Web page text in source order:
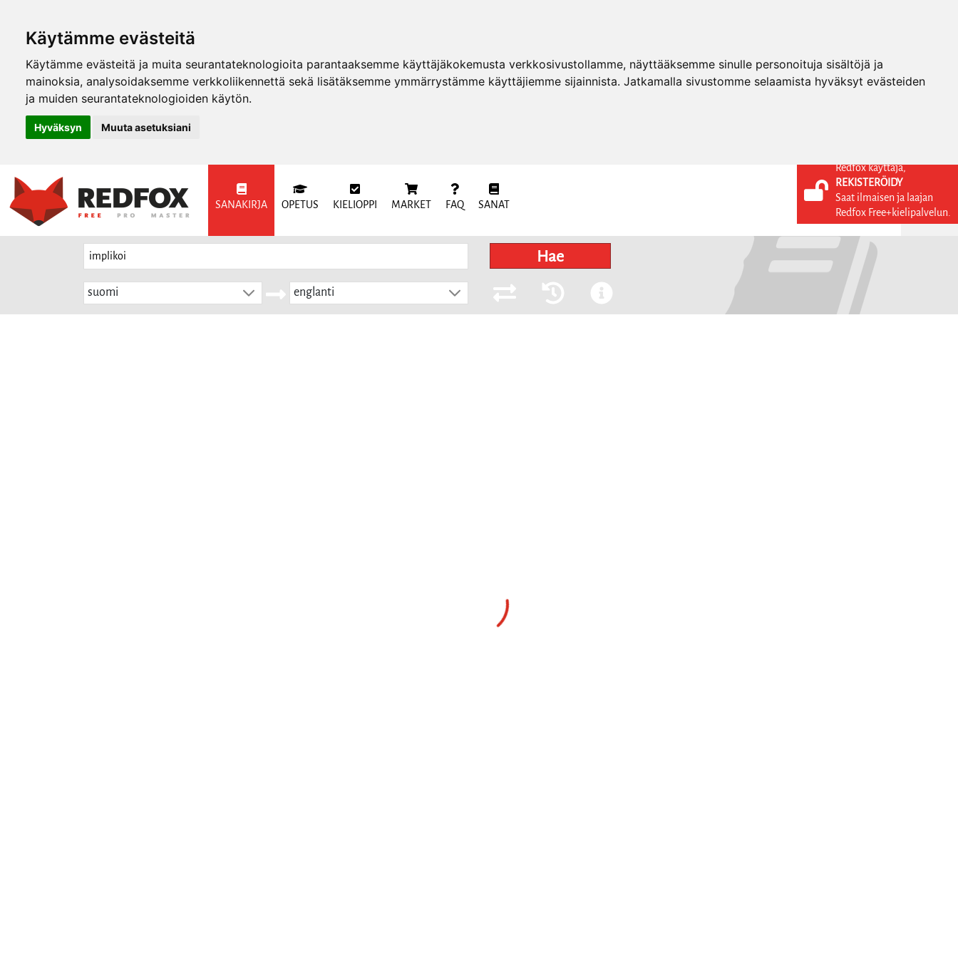
Käytämme evästeitä
Käytämme evästeitä ja muita seurantateknologioita parantaaksemme käyttäjäkokemusta verkkosivustollamme, näyttääksemme sinulle personoituja sisältöjä ja
mainoksia, analysoidaksemme verkkoliikennettä sekä lisätäksemme ymmärrystämme käyttäjiemme sijainnista. Jatkamalla sivustomme selaamista hyväksyt evästeiden
ja muiden seurantateknologioiden käytön.
Hyväksyn Muuta asetuksiani
SANAKIRJA OPETUS KIELIOPPI MARKET FAQ SANAT
KIRJAUDU SISÄÄN
REKISTERÖIDY
Hae
suomi englanti
Redfox käyttäjä,
REKISTERÖIDY
Saat ilmaisen ja laajan
Redfox Free+kielipalvelun.